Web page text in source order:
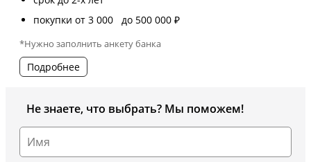
покупки от 3 000 до 500 000 ₽
*Нужно заполнить анкету банка
Подробнее
Не знаете, что выбрать? Мы поможем!